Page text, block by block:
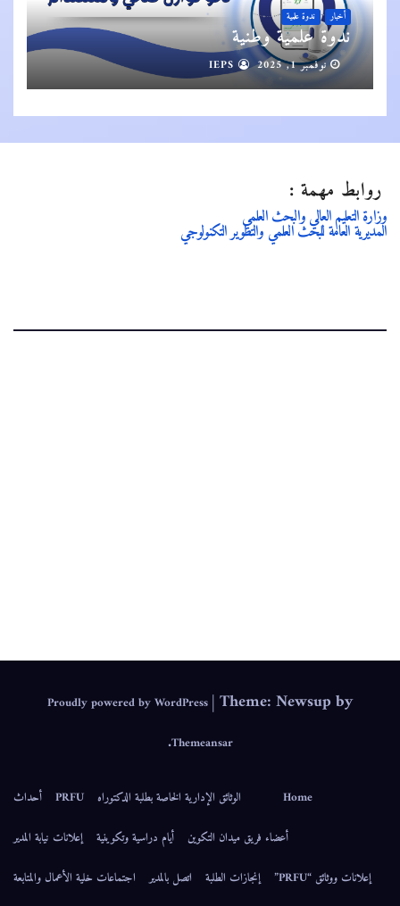
أخبار ندوة علمية
ندوة علمية وطنية
نوفمبر 1, 2025
روابط مهمة :
وزارة التعليم العالي والبحث العلمي
المديرية العامة للبحث العلمي والتطوير التكنولوجي
Proudly powered by WordPress |Theme: Newsup by
Themeansar
.
Home الوثائق الإدارية الخاصة بطلبة الدكتوراه PRFU
أحداث
أعضاء فريق ميدان التكوين
أيام دراسية وتكوينية
إعلانات نيابة المدير
إعلانات ووثائق “PRFU”
إنجازات الطلبة اتصل بالمدير
اجتماعات خلية الأعمال والمتابعة